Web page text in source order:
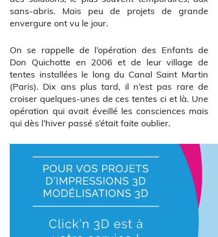
sans-abris. Mais peu de projets de grande
envergure ont vu le jour.
On se rappelle de l’opération des Enfants de
Don Quichotte en 2006 et de leur village de
tentes installées le long du Canal Saint Martin
(Paris). Dix ans plus tard, il n’est pas rare de
croiser quelques-unes de ces tentes ci et là. Une
opération qui avait éveillé les consciences mais
qui dès l’hiver passé s’était faite oublier.